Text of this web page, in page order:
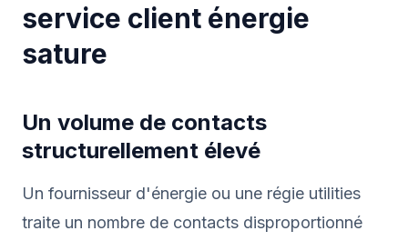
service client énergie
sature
Un volume de contacts
structurellement élevé
Un fournisseur d'énergie ou une régie utilities
traite un nombre de contacts disproportionné